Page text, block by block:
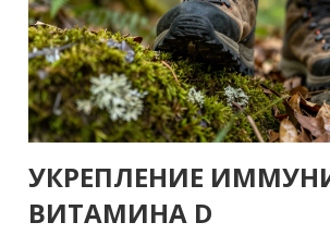
УКРЕПЛЕНИЕ
ВИТАМИНА D